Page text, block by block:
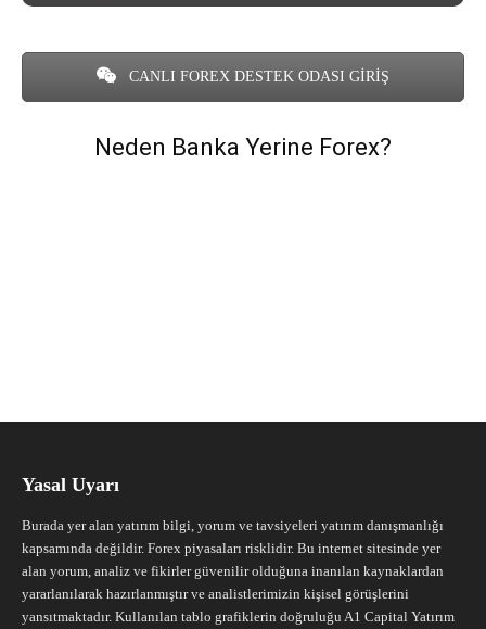
CANLI FOREX DESTEK ODASI GİRİŞ
Neden Banka Yerine Forex?
Yasal Uyarı
Burada yer alan yatırım bilgi, yorum ve tavsiyeleri yatırım danışmanlığı
kapsamında değildir. Forex piyasaları risklidir. Bu internet sitesinde yer
alan yorum, analiz ve fikirler güvenilir olduğuna inanılan kaynaklardan
yararlanılarak hazırlanmıştır ve analistlerimizin kişisel görüşlerini
yansıtmaktadır. Kullanılan tablo grafiklerin doğruluğu A1 Capital Yatırım